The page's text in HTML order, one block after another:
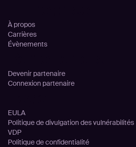
À propos
Carrières
Évènements
Devenir partenaire
Connexion partenaire
EULA
Politique de divulgation des vulnérabilités
VDP
Politique de confidentialité